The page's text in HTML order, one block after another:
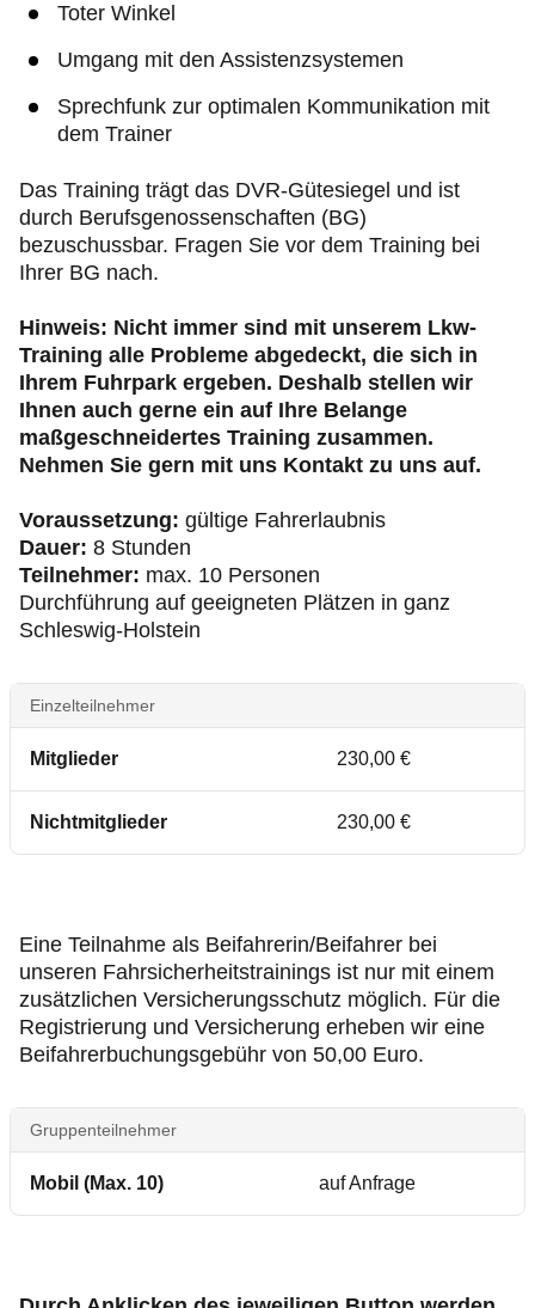
Toter Winkel
Umgang mit den Assistenzsystemen
Sprechfunk zur optimalen Kommunikation mit
dem Trainer
Das Training trägt das DVR-Gütesiegel und ist
durch Berufsgenossenschaften (BG)
bezuschussbar. Fragen Sie vor dem Training bei
Ihrer BG nach.
Hinweis: Nicht immer sind mit unserem Lkw-
Training alle Probleme abgedeckt, die sich in
Ihrem Fuhrpark ergeben. Deshalb stellen wir
Ihnen auch gerne ein auf Ihre Belange
maßgeschneidertes Training zusammen.
Nehmen Sie gern mit uns Kontakt zu uns auf.
Voraussetzung: gültige Fahrerlaubnis
Dauer: 8 Stunden
Teilnehmer: max. 10 Personen
Durchführung auf geeigneten Plätzen in ganz
Schleswig-Holstein
Einzelteilnehmer
Mitglieder 230,00 €
Nichtmitglieder 230,00 €
Eine Teilnahme als Beifahrerin/Beifahrer bei
unseren Fahrsicherheitstrainings ist nur mit einem
zusätzlichen Versicherungsschutz möglich. Für die
Registrierung und Versicherung erheben wir eine
Beifahrerbuchungsgebühr von 50,00 Euro.
Gruppenteilnehmer
Mobil (Max. 10) auf Anfrage